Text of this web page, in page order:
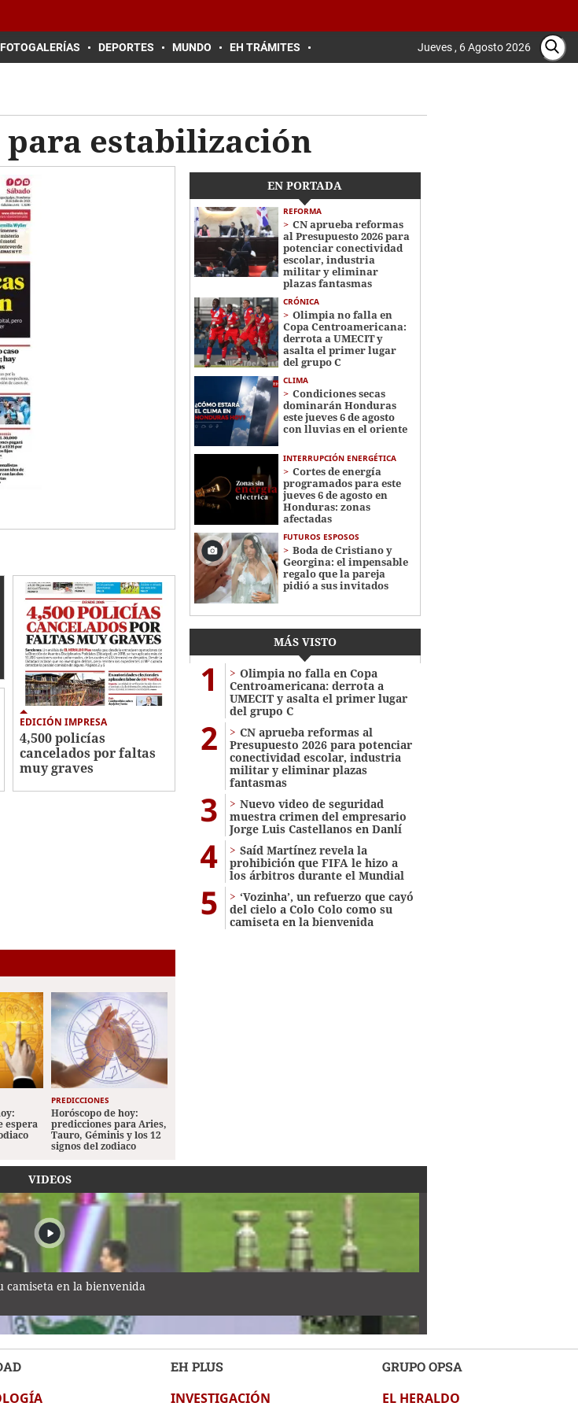
FOTOGALERÍAS DEPORTES MUNDO EH TRÁMITES Jueves , 6 Agosto 2026
estabilización
EDICIÓN IMPRESA
4,500 policías
cancelados por faltas
muy graves
EN PORTADA
REFORMA
CN aprueba reformas
al Presupuesto 2026 para
potenciar conectividad
escolar, industria
militar y eliminar
plazas fantasmas
CRÓNICA
Olimpia no falla en
Copa Centroamericana:
derrota a UMECIT y
asalta el primer lugar
del grupo C
CLIMA
Condiciones secas
dominarán Honduras
este jueves 6 de agosto
con lluvias en el oriente
INTERRUPCIÓN ENERGÉTICA
Cortes de energía
programados para este
jueves 6 de agosto en
Honduras: zonas
afectadas
FUTUROS ESPOSOS
Boda de Cristiano y
Georgina: el impensable
regalo que la pareja
pidió a sus invitados
MÁS VISTO
1
Olimpia no falla en Copa
Centroamericana: derrota a
UMECIT y asalta el primer lugar
del grupo C
2
CN aprueba reformas al
Presupuesto 2026 para potenciar
conectividad escolar, industria
militar y eliminar plazas
fantasmas
3
Nuevo video de seguridad
muestra crimen del empresario
Jorge Luis Castellanos en Danlí
4
Saíd Martínez revela la
prohibición que FIFA le hizo a
los árbitros durante el Mundial
5
‘Vozinha’, un refuerzo que cayó
del cielo a Colo Colo como su
camiseta en la bienvenida
espera
PREDICCIONES
Horóscopo de hoy:
predicciones para Aries,
Tauro, Géminis y los 12
signos del zodiaco
VIDEOS
camiseta en la bienvenida
EH PLUS
INVESTIGACIÓN
GRUPO OPSA
EL HERALDO